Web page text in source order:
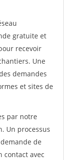
gratuite et
recevoir
Une
demandes
et sites de
par notre
Un processus
de
contact avec